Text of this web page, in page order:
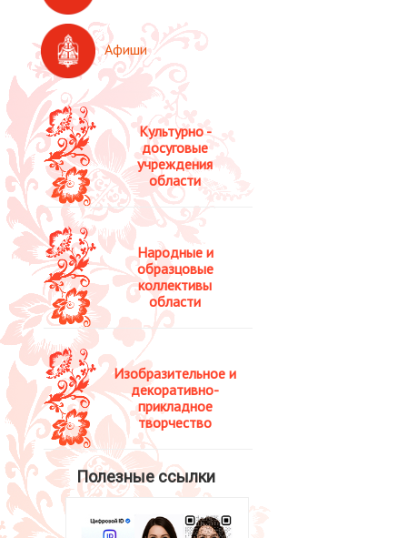
Культурно -
досуговые
учреждения
области
Народные и
образцовые
коллективы
области
Изобразительное и
декоративно-
прикладное
творчество
Полезные ссылки
Афиши